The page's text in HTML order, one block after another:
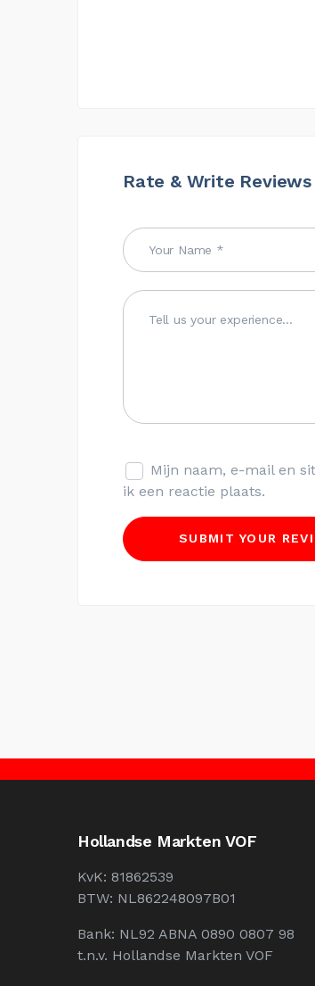
Rate & Write Reviews
Mijn naam, e-mail en
ik een reactie plaats.
Hollandse Markten VOF
KvK: 81862539
BTW: NL862248097B01
Bank: NL92 ABNA 0890 0807 98
t.n.v. Hollandse Markten VOF